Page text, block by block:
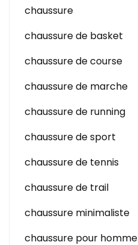
chaussure
chaussure de basket
chaussure de course
chaussure de marche
chaussure de running
chaussure de sport
chaussure de tennis
chaussure de trail
chaussure minimaliste
chaussure pour homme